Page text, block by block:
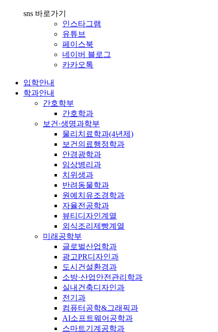
sns 바로가기
인스타그램
유튜브
페이스북
네이버 블로그
카카오톡
입학안내
학과안내
간호학부
간호학과
보건·생명과학부
물리치료학과(4년제)
보건의료행정학과
안경광학과
임상병리과
치위생과
반려동물학과
원예치유조경학과
자율전공학과
뷰티디자인계열
외식조리제빵계열
미래공학부
글로벌산업학과
광고PR디자인과
도시건설환경과
소방·산업안전관리학과
실내건축디자인과
전기과
컴퓨터공학&그래픽과
AI소프트웨어공학과
스마트기계공학과